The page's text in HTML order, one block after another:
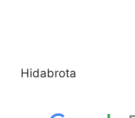
Hidabrota